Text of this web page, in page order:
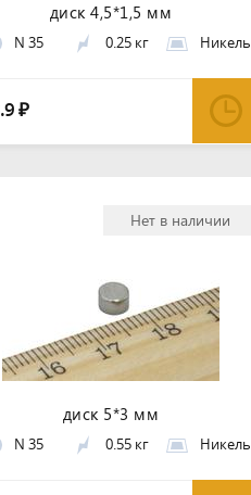
диск 4,5*1,5 мм
N 35 0.25 кг Никель
₽
Нет в наличии
диск 5*3 мм
N 35 0.55 кг Никель